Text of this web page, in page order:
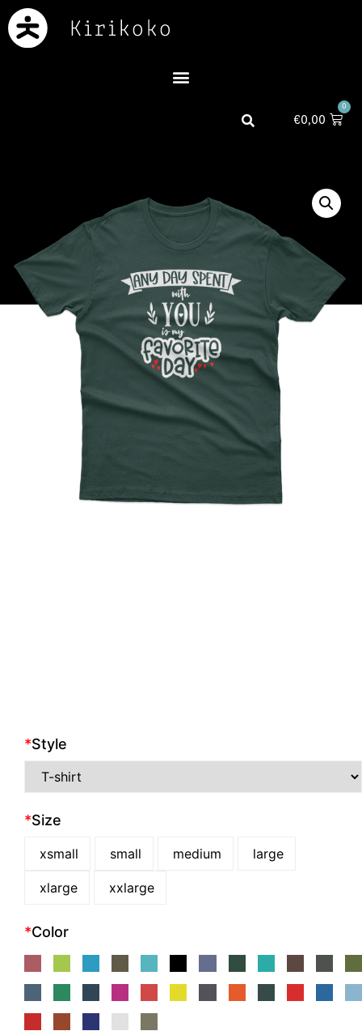
€0,00
0
*Style
*Size
xsmall small medium large
xlarge xxlarge
*Color